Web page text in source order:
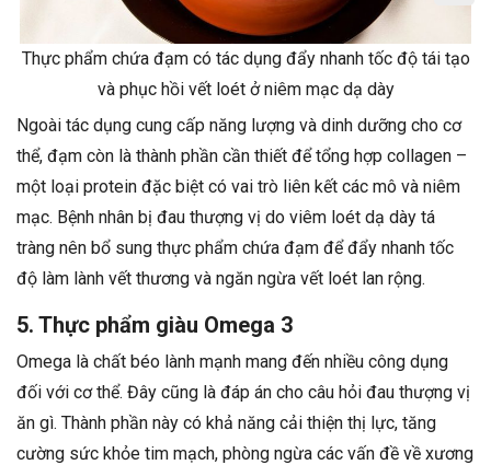
Thực phẩm chứa đạm có tác dụng đẩy nhanh tốc độ tái tạo
và phục hồi vết loét ở niêm mạc dạ dày
Ngoài tác dụng cung cấp năng lượng và dinh dưỡng cho cơ
thể, đạm còn là thành phần cần thiết để tổng hợp collagen –
một loại protein đặc biệt có vai trò liên kết các mô và niêm
mạc. Bệnh nhân bị đau thượng vị do viêm loét dạ dày tá
tràng nên bổ sung thực phẩm chứa đạm để đẩy nhanh tốc
độ làm lành vết thương và ngăn ngừa vết loét lan rộng.
5. Thực phẩm giàu Omega 3
Omega là chất béo lành mạnh mang đến nhiều công dụng
đối với cơ thể. Đây cũng là đáp án cho câu hỏi đau thượng vị
ăn gì. Thành phần này có khả năng cải thiện thị lực, tăng
cường sức khỏe tim mạch, phòng ngừa các vấn đề về xương